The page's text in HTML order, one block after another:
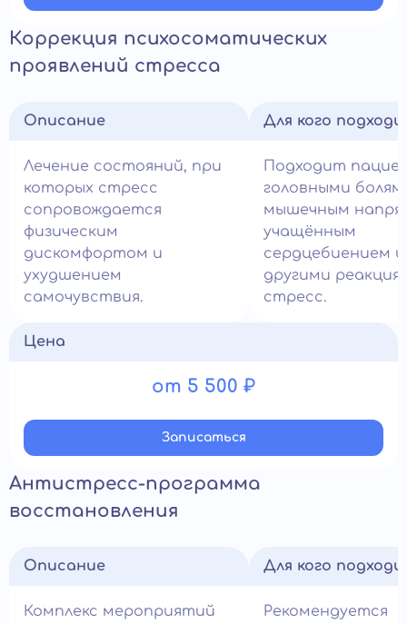
Коррекция психосоматических
проявлений стресса
Описание
Лечение состояний, при
которых стресс
сопровождается
физическим
дискомфортом и
ухудшением
самочувствия.
Для кого
Подходит
головными
мышечным
учащённым
сердцебиением и
другими
стресс.
Цена
от 5 500 ₽
Записатьcя
Антистресс-программа
восстановления
Описание
Комплекс мероприятий
Для кого
Рекомендуется